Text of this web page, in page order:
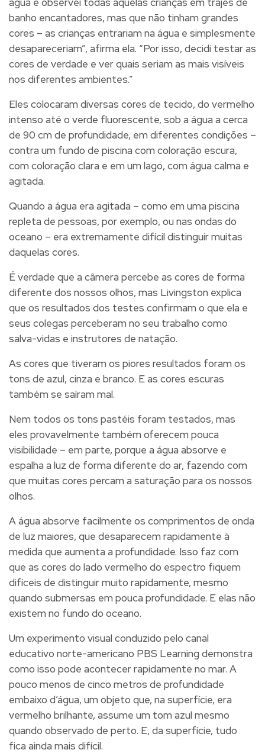
banho encantadores, mas que não tinham grandes
cores – as crianças entrariam na água e simplesmente
desapareceriam”, afirma ela. “Por isso, decidi testar as
cores de verdade e ver quais seriam as mais visíveis
nos diferentes ambientes.”
Eles colocaram diversas cores de tecido, do vermelho
intenso até o verde fluorescente, sob a água a cerca
de 90 cm de profundidade, em diferentes condições –
contra um fundo de piscina com coloração escura,
com coloração clara e em um lago, com água calma e
agitada.
Quando a água era agitada – como em uma piscina
repleta de pessoas, por exemplo, ou nas ondas do
oceano – era extremamente difícil distinguir muitas
daquelas cores.
É verdade que a câmera percebe as cores de forma
diferente dos nossos olhos, mas Livingston explica
que os resultados dos testes confirmam o que ela e
seus colegas perceberam no seu trabalho como
salva-vidas e instrutores de natação.
As cores que tiveram os piores resultados foram os
tons de azul, cinza e branco. E as cores escuras
também se saíram mal.
Nem todos os tons pastéis foram testados, mas
eles provavelmente também oferecem pouca
visibilidade – em parte, porque a água absorve e
espalha a luz de forma diferente do ar, fazendo com
que muitas cores percam a saturação para os nossos
olhos.
A água absorve facilmente os comprimentos de onda
de luz maiores, que desaparecem rapidamente à
medida que aumenta a profundidade. Isso faz com
que as cores do lado vermelho do espectro fiquem
difíceis de distinguir muito rapidamente, mesmo
quando submersas em pouca profundidade. E elas não
existem no fundo do oceano.
Um experimento visual conduzido pelo canal
educativo norte-americano PBS Learning demonstra
como isso pode acontecer rapidamente no mar. A
pouco menos de cinco metros de profundidade
embaixo d’água, um objeto que, na superfície, era
vermelho brilhante, assume um tom azul mesmo
quando observado de perto. E, da superfície, tudo
fica ainda mais difícil.